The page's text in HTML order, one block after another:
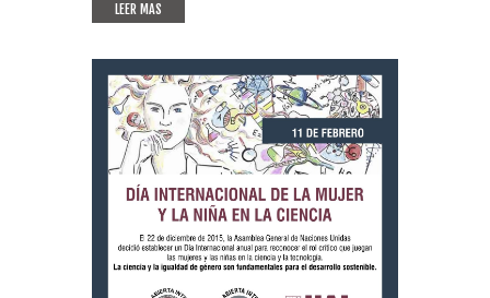
LEER MAS